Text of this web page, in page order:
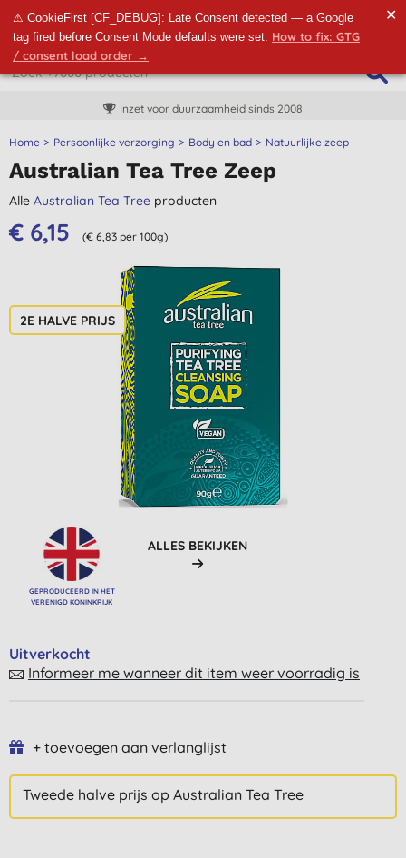
⚠ CookieFirst [CF_DEBUG]: Late Consent detected — a Google
tag fired before Consent Mode defaults were set. How to fix: GTG
/ consent load order →
✕
Inzet voor duurzaamheid sinds 2008
Home Persoonlijke verzorging Body en bad Natuurlijke zeep
Australian Tea Tree Zeep
Alle Australian Tea Tree producten
€ 6,15 (€ 6,83 per 100g)
2E HALVE PRIJS
GEPRODUCEERD IN HET
VERENIGD KONINKRIJK
ALLES BEKIJKEN
Uitverkocht
Informeer me wanneer dit item weer voorradig is
+ toevoegen aan verlanglijst
Tweede halve prijs op Australian Tea Tree